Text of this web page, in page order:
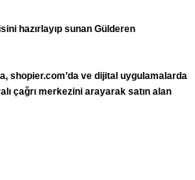
hazırlayıp sunan Gülderen
shopier.com’da ve dijital uygulamalarda
çağrı merkezini arayarak satın alan